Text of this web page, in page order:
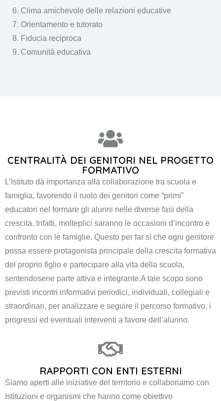
Clima amichevole delle relazioni educative
Orientamento e tutorato
Fiducia reciproca
Comunità educativa
CENTRALITÀ DEI GENITORI NEL PROGETTO
FORMATIVO
L’Istituto dà importanza alla collaborazione tra scuola e
famiglia, favorendo il ruolo dei genitori come “primi”
educatori nel formare gli alunni nelle diverse fasi della
crescita. Infatti, molteplici saranno le occasioni d’incontro e
confronto con le famiglie. Questo per far sì che ogni genitore
possa essere protagonista principale della crescita formativa
del proprio figlio e partecipare alla vita della scuola,
sentendosene parte attiva e integrante.A tale scopo sono
previsti incontri informativi periodici, individuali, collegiali e
straordinari, per analizzare e seguire il percorso formativo, i
progressi ed eventuali interventi a favore dell’alunno.
RAPPORTI CON ENTI ESTERNI
Siamo aperti alle iniziative del territorio e collaboriamo con
Istituzioni e organismi che hanno come obiettivo